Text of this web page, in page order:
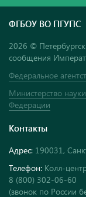
ФГБОУ ВО ПГУПС
2026 ©
сообщения
Федеральное
Министерство
Федерации
Контакты
Адрес: 190031,
Телефон: Колл-
8 (800) 302-06-60
(звонок по России